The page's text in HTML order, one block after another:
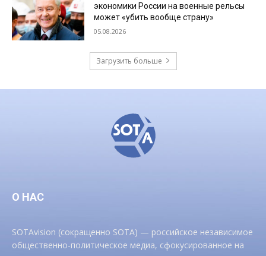
экономики России на военные рельсы
может «убить вообще страну»
05.08.2026
Загрузить больше
О НАС
SOTAvision (сокращенно SOTA) — российское независимое
общественно-политическое медиа, сфокусированное на